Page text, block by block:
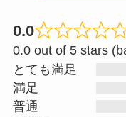
0.0
R
0.0 out of 5 stars
とても満足
満足
普通